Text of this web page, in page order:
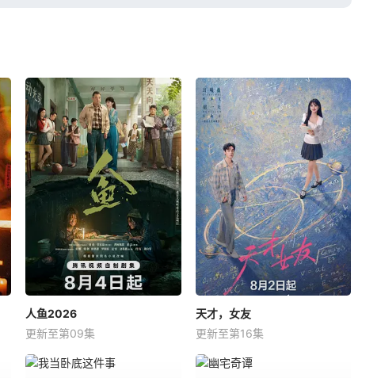
人鱼2026
更新至第09集
天才，女友
更新至第16集